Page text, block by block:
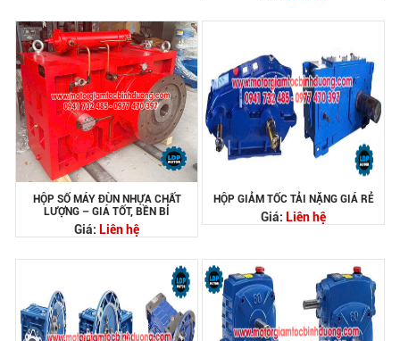
HỘP SỐ MÁY ĐÙN NHỰA CHẤT
LƯỢNG – GIÁ TỐT, BỀN BỈ
Giá: Liên hệ
HỘP GIẢM TỐC TẢI NẶNG GIÁ RẺ
Giá: Liên hệ